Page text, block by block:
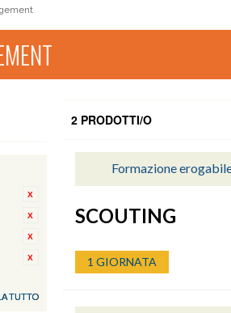
TUTTO
2 PRODOTTI/O
Formazione
SCOUTING
1 GIORNATA